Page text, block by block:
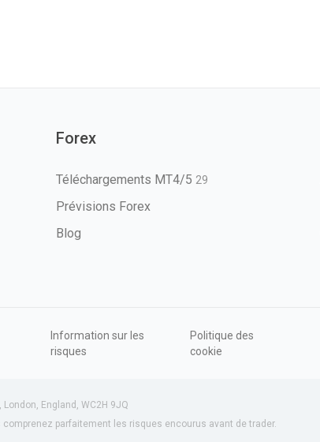
Forex
Téléchargements MT4/5 29
Prévisions Forex
Blog
Information sur les
risques
Politique des
cookie
England, WC2H 9JQ
parfaitement les risques encourus avant de trader.